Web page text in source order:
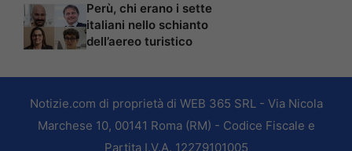
Perù, chi erano i sette
italiani nello schianto
dell’aereo turistico
Notizie.com di proprietà di WEB 365 SRL - Via Nicola
Marchese 10, 00141 Roma (RM) - Codice Fiscale e
Partita I.V.A. 12279101005